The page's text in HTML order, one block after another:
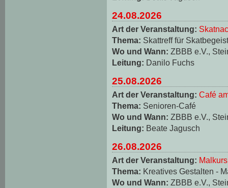
24.08.2026
Art der Veranstaltung:
Thema: Skattreff für
Wo und Wann: ZBBB e.V.,
Leitung: Danilo Fuchs
25.08.2026
Art der Veranstaltung: Café
Thema: Senioren-Café
Wo und Wann: ZBBB e.V.,
Leitung: Beate Jagusch
26.08.2026
Art der Veranstaltung: Malkurs
Thema: Kreatives Gestalten -
Wo und Wann: ZBBB e.V.,